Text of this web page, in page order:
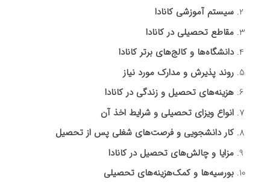
سیستم آموزشی کانادا
مقاطع تحصیلی در کانادا
دانشگاه‌ها و کالج‌های برتر کانادا
روند پذیرش و مدارک مورد نیاز
هزینه‌های تحصیل و زندگی در کانادا
انواع ویزای تحصیلی و شرایط اخذ آن
کار دانشجویی و فرصت‌های شغلی پس از تحصیل
مزایا و چالش‌های تحصیل در کانادا
بورسیه‌ها و کمک‌هزینه‌های تحصیلی